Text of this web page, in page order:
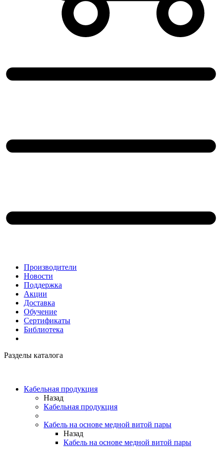
Производители
Новости
Поддержка
Акции
Доставка
Обучение
Сертификаты
Библиотека
Разделы каталога
Кабельная продукция
Назад
Кабельная продукция
Кабель на основе медной витой пары
Назад
Кабель на основе медной витой пары